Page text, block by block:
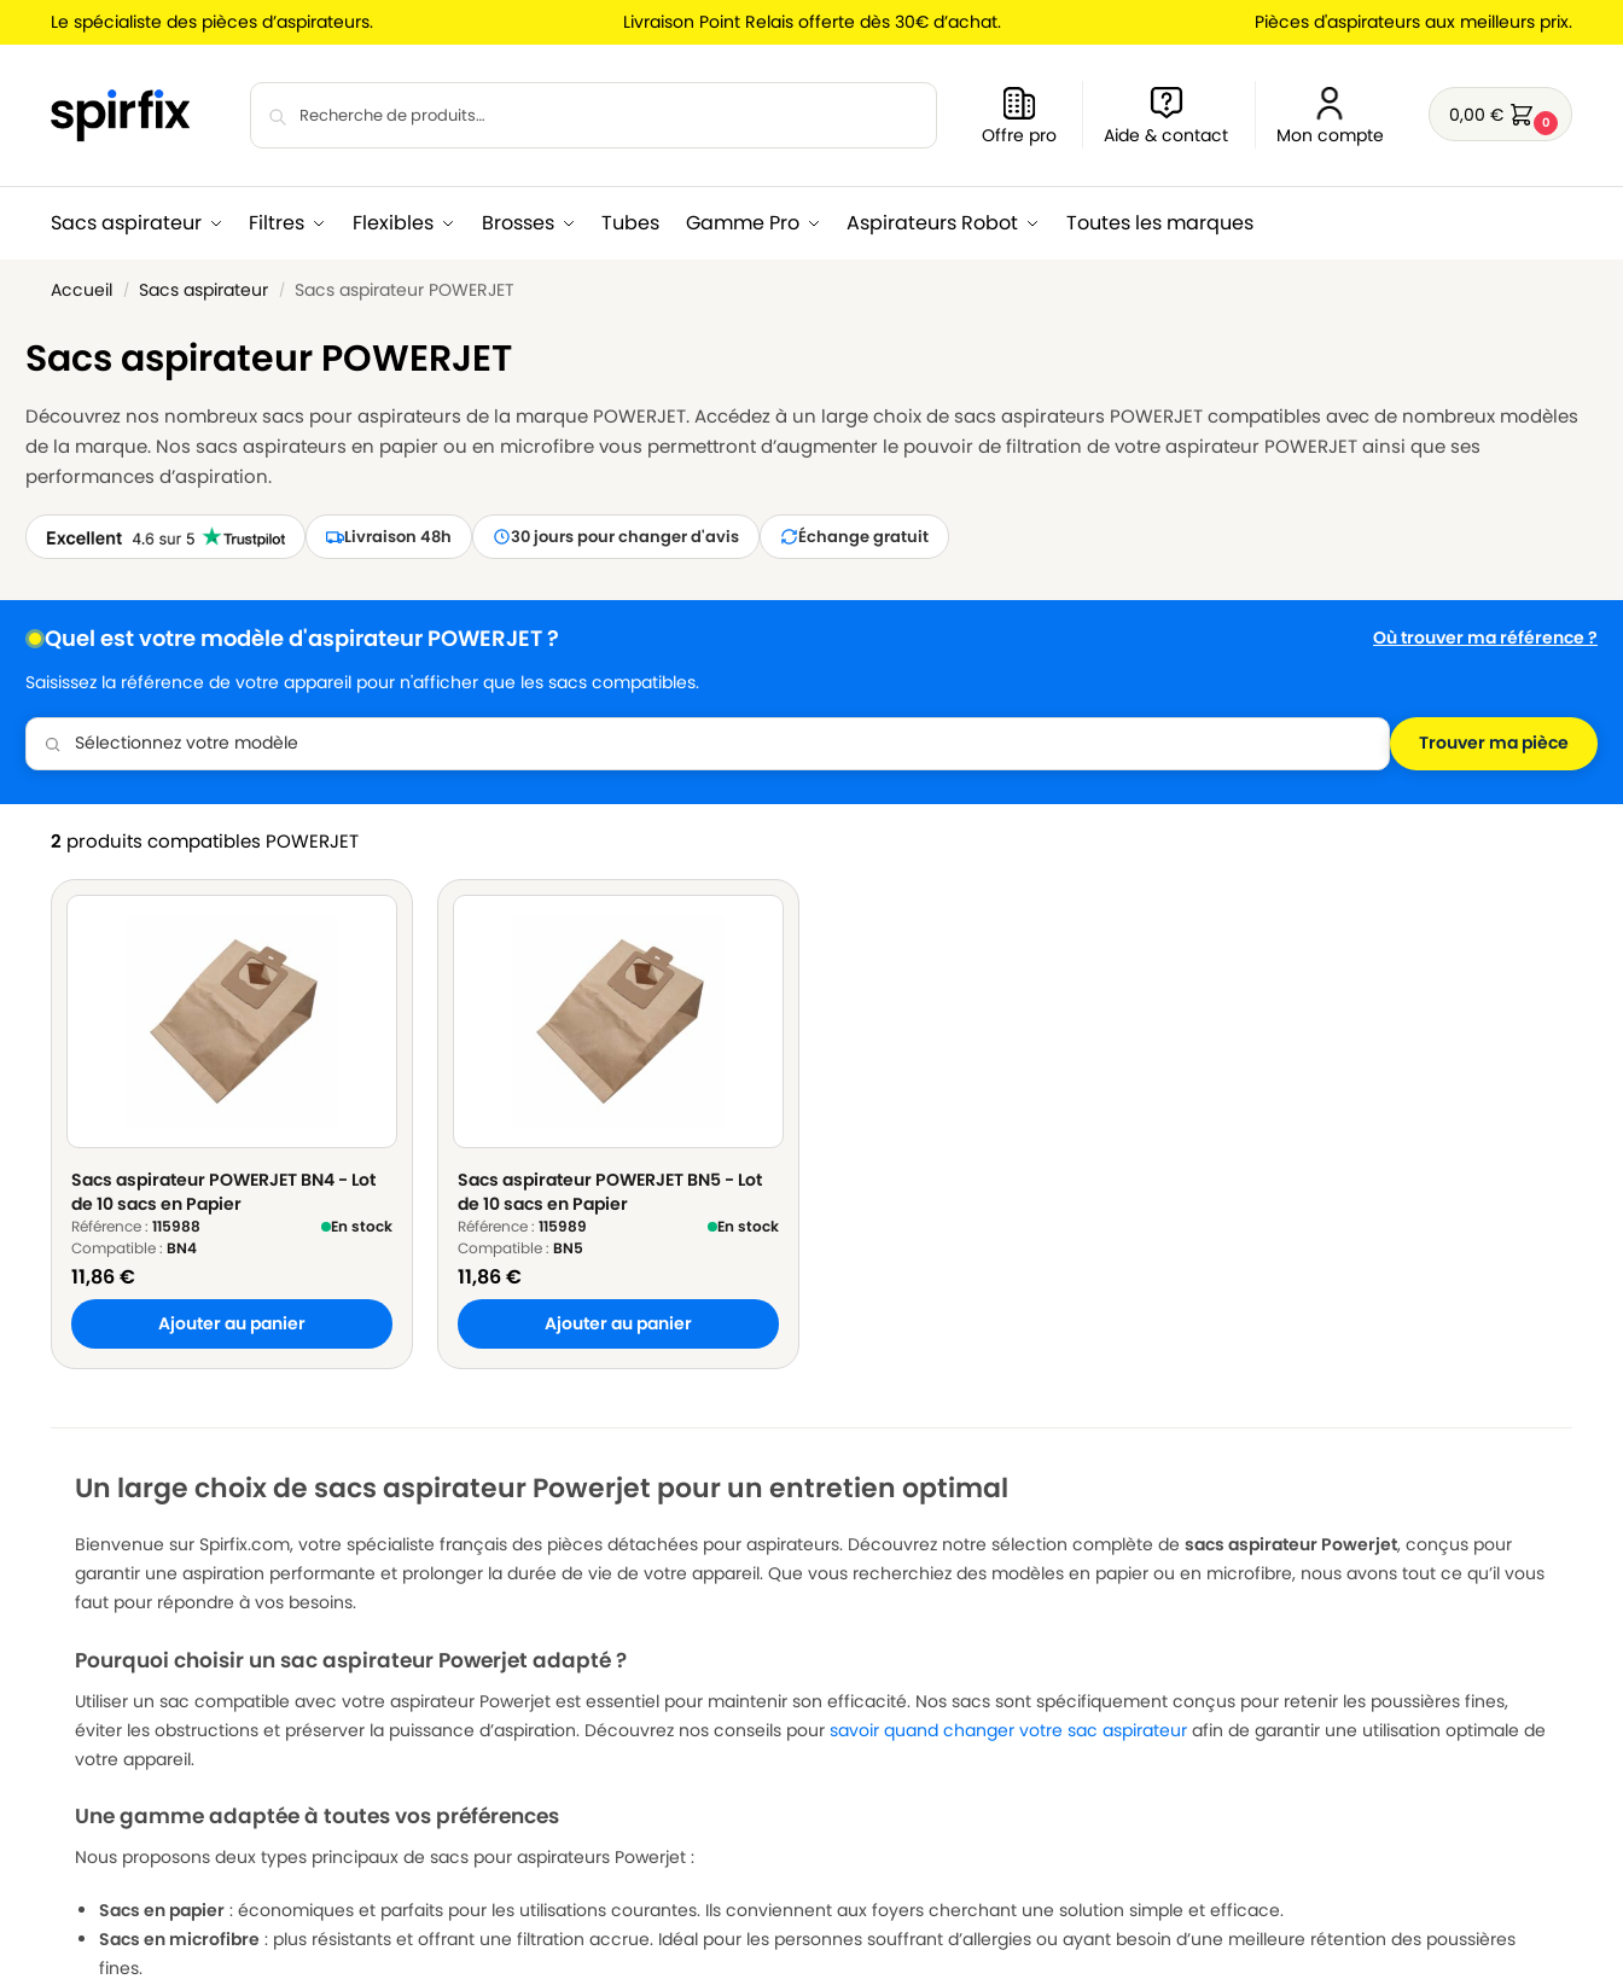
Le spécialiste des pièces d’aspirateurs. Livraison Point Relais offerte dès 30€ d’achat. Pièces d'aspirateurs aux meilleurs prix.
Offre pro Aide & contact Mon compte
0,00€ 0
Sacs aspirateur Filtres Flexibles Brosses Tubes Gamme Pro Aspirateurs Robot Toutes les marques
Accueil / Sacs aspirateur / Sacs aspirateur POWERJET
Sacs aspirateur POWERJET
Découvrez nos nombreux sacs pour aspirateurs de la marque POWERJET. Accédez à un large choix de sacs aspirateurs POWERJET compatibles avec de nombreux modèles
de la marque. Nos sacs aspirateurs en papier ou en microfibre vous permettront d’augmenter le pouvoir de filtration de votre aspirateur POWERJET ainsi que ses
performances d’aspiration.
Livraison 48h 30 jours pour changer d'avis Échange gratuit
Quel est votre modèle d'aspirateur POWERJET ?
Où trouver ma référence ?
Saisissez la référence de votre appareil pour n'afficher que les sacs compatibles.
Trouver ma pièce
2 produits compatibles POWERJET
Sacs aspirateur POWERJET BN4 - Lot
de 10 sacs en Papier
Référence : 115988
En stock
Compatible : BN4
11,86€
Ajouter au panier
Sacs aspirateur POWERJET BN5 - Lot
de 10 sacs en Papier
Référence : 115989
En stock
Compatible : BN5
11,86€
Ajouter au panier
Un large choix de sacs aspirateur Powerjet pour un entretien optimal
Bienvenue sur Spirfix.com, votre spécialiste français des pièces détachées pour aspirateurs. Découvrez notre sélection complète de sacs aspirateur Powerjet, conçus pour
garantir une aspiration performante et prolonger la durée de vie de votre appareil. Que vous recherchiez des modèles en papier ou en microfibre, nous avons tout ce qu’il vous
faut pour répondre à vos besoins.
Pourquoi choisir un sac aspirateur Powerjet adapté ?
Utiliser un sac compatible avec votre aspirateur Powerjet est essentiel pour maintenir son efficacité. Nos sacs sont spécifiquement conçus pour retenir les poussières fines,
éviter les obstructions et préserver la puissance d’aspiration. Découvrez nos conseils pour savoir quand changer votre sac aspirateurafin de garantir une utilisation optimale de
votre appareil.
Une gamme adaptée à toutes vos préférences
Nous proposons deux types principaux de sacs pour aspirateurs Powerjet :
Sacs en papier: économiques et parfaits pour les utilisations courantes. Ils conviennent aux foyers cherchant une solution simple et efficace.
Sacs en microfibre : plus résistants et offrant une filtration accrue. Idéal pour les personnes souffrant d’allergies ou ayant besoin d’une meilleure rétention des poussières
fines.